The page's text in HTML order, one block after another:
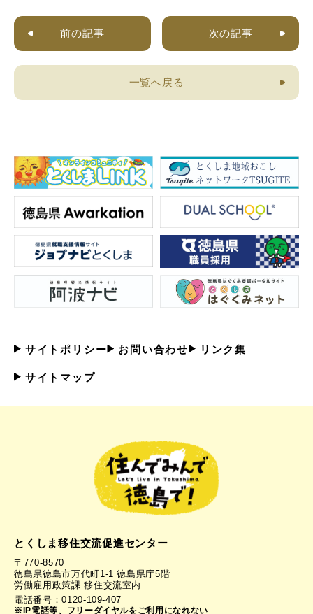
前の記事 次の記事
一覧へ戻る
サイトポリシー お問い合わせ リンク集
サイトマップ
とくしま移住交流促進センター
〒770-8570
徳島県徳島市万代町1-1 徳島県庁5階
労働雇用政策課 移住交流室内
電話番号：0120-109-407
※IP電話等、フリーダイヤルをご利用になれない